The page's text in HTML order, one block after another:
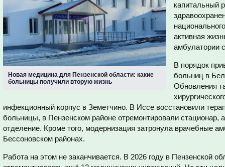
Новая медицина для Пензенской области: какие
больницы получили вторую жизнь
капитальный
активная
амбулатории
В порядок
больниц в
Обновления
инфекционный корпус в Земетчино. В Иссе восстановили
больницы, в Пензенском районе отремонтировали
отделение. Кроме того, модернизация затронула врачебные
Бессоновском районах.
Работа на этом не заканчивается. В 2026 году в Пензенской